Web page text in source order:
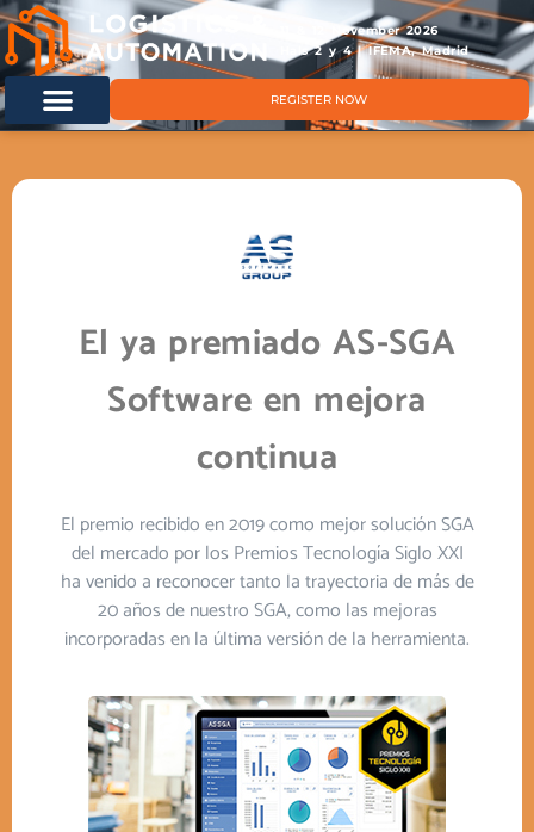
11 & 12 November 2026
Hals 2 y 4 | IFEMA, Madrid
REGISTER NOW
El ya premiado AS-SGA
Software en mejora
continua
El premio recibido en 2019 como mejor solución SGA
del mercado por los Premios Tecnología Siglo XXI
ha venido a reconocer tanto la trayectoria de más de
20 años de nuestro SGA, como las mejoras
incorporadas en la última versión de la herramienta.